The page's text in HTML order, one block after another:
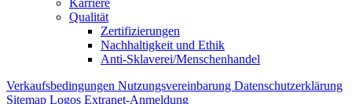
Karriere
Qualität
Zertifizierungen
Nachhaltigkeit und Ethik
Anti-Sklaverei/Menschenhandel
Verkaufsbedingungen Nutzungsvereinbarung Datenschutzerklärung
Sitemap Logos Extranet-Anmeldung